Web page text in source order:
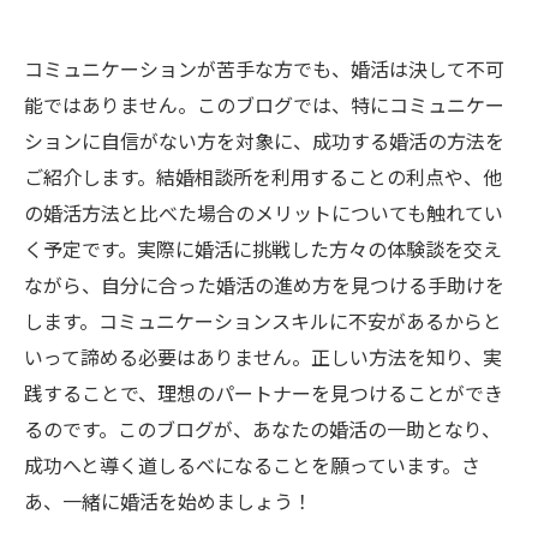
コミュニケーションが苦手な方でも、婚活は決して不可
能ではありません。このブログでは、特にコミュニケー
ションに自信がない方を対象に、成功する婚活の方法を
ご紹介します。結婚相談所を利用することの利点や、他
の婚活方法と比べた場合のメリットについても触れてい
く予定です。実際に婚活に挑戦した方々の体験談を交え
ながら、自分に合った婚活の進め方を見つける手助けを
します。コミュニケーションスキルに不安があるからと
いって諦める必要はありません。正しい方法を知り、実
践することで、理想のパートナーを見つけることができ
るのです。このブログが、あなたの婚活の一助となり、
成功へと導く道しるべになることを願っています。さ
あ、一緒に婚活を始めましょう！